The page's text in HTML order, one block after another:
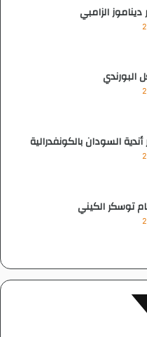
ديناموز الزامبي
البورندي
السودان بالكونفدرالية
توسكر الكيني